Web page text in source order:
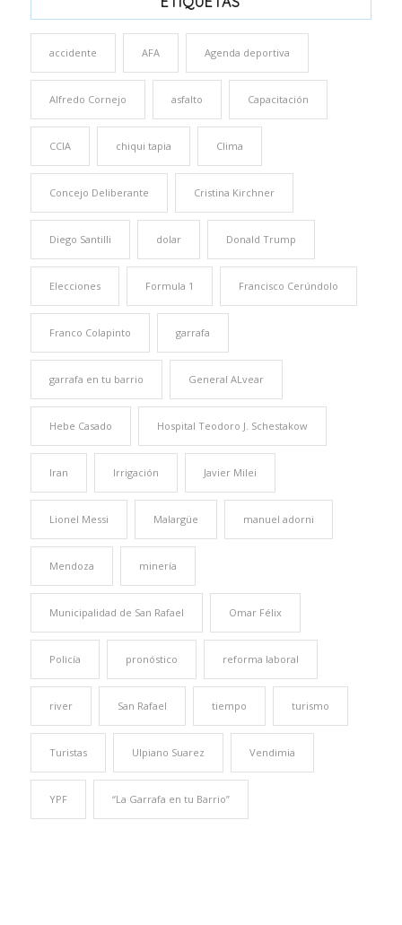
accidente AFA Agenda deportiva
Alfredo Cornejo asfalto Capacitación
CCIA chiqui tapia Clima
Concejo Deliberante Cristina Kirchner
Diego Santilli dolar Donald Trump
Elecciones Formula 1 Francisco Cerúndolo
Franco Colapinto garrafa
garrafa en tu barrio General ALvear
Hebe Casado Hospital Teodoro J. Schestakow
Iran Irrigación Javier Milei
Lionel Messi Malargüe manuel adorni
Mendoza minería
Municipalidad de San Rafael Omar Félix
Policía pronóstico reforma laboral
river San Rafael tiempo turismo
Turistas Ulpiano Suarez Vendimia
YPF “La Garrafa en tu Barrio”